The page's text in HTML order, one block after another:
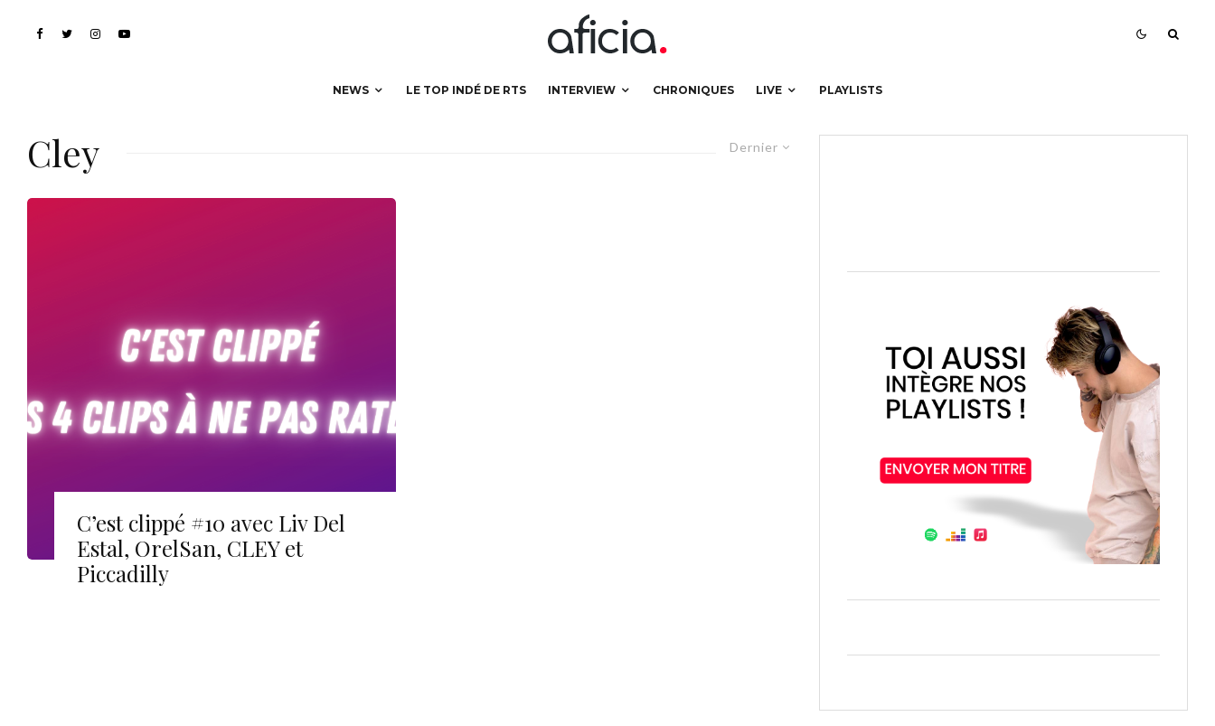
NEWS LE TOP INDÉ DE RTS INTERVIEW CHRONIQUES LIVE PLAYLISTS
Dernier
Cley
C’est clippé #10 avec Liv Del
Estal, OrelSan, CLEY et
Piccadilly